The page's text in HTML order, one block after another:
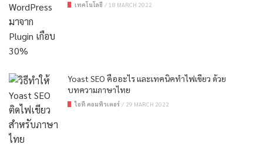
เทคโนโลยี / 18 MARCH 2022
Yoast SEO คืออะไร และเทคนิคทำไฟเขียว ด้วย
บทความภาษาไทย
ไอที คอมพิวเตอร์ / 29 MARCH 2022